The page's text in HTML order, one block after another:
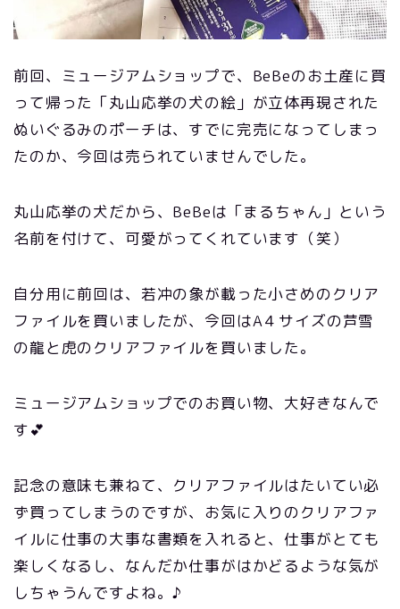
前回、ミュージアムショップで、BeBeのお土産に買
って帰った「丸山応挙の犬の絵」が立体再現された
ぬいぐるみのポーチは、すでに完売になってしまっ
たのか、今回は売られていませんでした。
丸山応挙の犬だから、BeBeは「まるちゃん」という
名前を付けて、可愛がってくれています（笑）
自分用に前回は、若冲の象が載った小さめのクリア
ファイルを買いましたが、今回はA４サイズの芦雪
の龍と虎のクリアファイルを買いました。
ミュージアムショップでのお買い物、大好きなんで
す💕
記念の意味も兼ねて、クリアファイルはたいてい必
ず買ってしまうのですが、お気に入りのクリアファ
イルに仕事の大事な書類を入れると、仕事がとても
楽しくなるし、なんだか仕事がはかどるような気が
しちゃうんですよね。♪